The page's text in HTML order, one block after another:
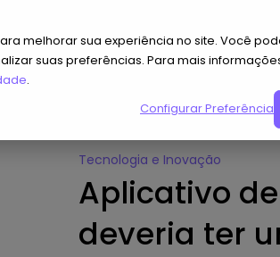
melhorar sua experiência no site. Você
suas preferências. Para mais
.
Configurar Preferências
Hub de Conteúdo»
Tecnologia e Inovação
Aplicativo
deveria ter